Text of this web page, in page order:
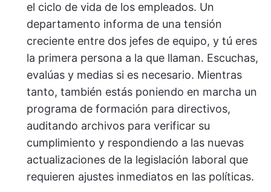
el ciclo de vida de los empleados. Un
departamento informa de una tensión
creciente entre dos jefes de equipo, y tú eres
la primera persona a la que llaman. Escuchas,
evalúas y medias si es necesario. Mientras
tanto, también estás poniendo en marcha un
programa de formación para directivos,
auditando archivos para verificar su
cumplimiento y respondiendo a las nuevas
actualizaciones de la legislación laboral que
requieren ajustes inmediatos en las políticas.